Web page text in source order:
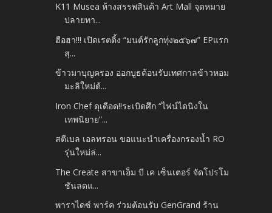
K11 Musea ห้างสรรพสินค้า Art Mall จุดหมาย
ปลายทา...
ฮือฮา!!! เปิดเรตติ้ง “มนต์รักลูกทุ่ง๒๕๖๗” EPแรก
สุ...
ข้าวมาบุญครอง ออกบูธต้อนรับเทศกาลข้าวหอม
มะลิใหม่ต้...
Iron Chef ดุเดือด!!ระเบิดศึก “ไฟน์ไดนิงใน
เทพนิยาย”...
สตีเบล เอลทรอน ขอแนะนำเครื่องกรองน้ำ RO
รุ่นใหม่ล่...
The Create สาขาเอ็ม บี เค เซ็นเตอร์ จัดโปรโม
ชันลดแ...
พาราไดซ์ พาร์ค ร่วมต้อนรับ GenGrand ร้าน